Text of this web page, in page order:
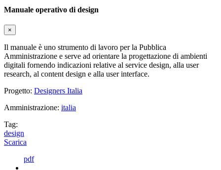
Manuale operativo di design
×
Il manuale è uno strumento di lavoro per la Pubblica
Amministrazione e serve ad orientare la progettazione di ambienti
digitali fornendo indicazioni relative al service design, alla user
research, al content design e alla user interface.
Progetto: Designers Italia
Amministrazione: italia
Tag:
design
Scarica
pdf